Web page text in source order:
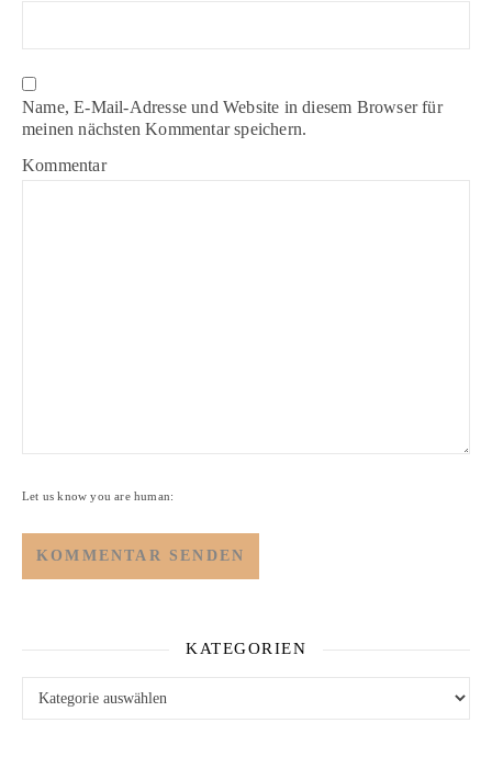
Name, E-Mail-Adresse und Website in diesem Browser für
meinen nächsten Kommentar speichern.
Kommentar
Let us know you are human:
KATEGORIEN